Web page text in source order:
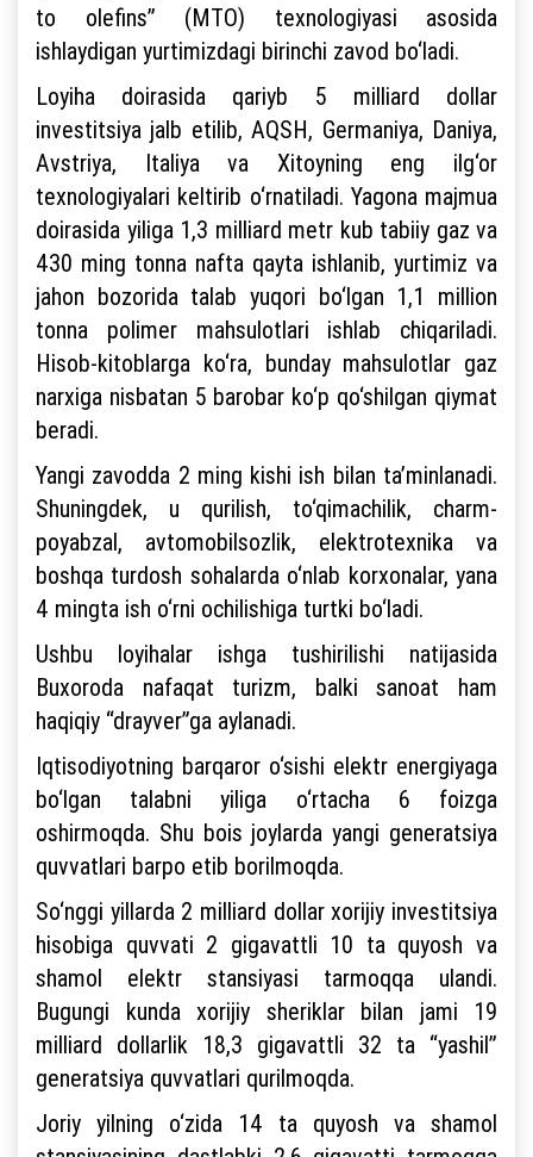
to olefins” (MTO) texnologiyasi asosida
ishlaydigan yurtimizdagi birinchi zavod bo‘ladi.
Loyiha doirasida qariyb 5 milliard dollar
investitsiya jalb etilib, AQSH, Germaniya, Daniya,
Avstriya, Italiya va Xitoyning eng ilg‘or
texnologiyalari keltirib o‘rnatiladi. Yagona majmua
doirasida yiliga 1,3 milliard metr kub tabiiy gaz va
430 ming tonna nafta qayta ishlanib, yurtimiz va
jahon bozorida talab yuqori bo‘lgan 1,1 million
tonna polimer mahsulotlari ishlab chiqariladi.
Hisob-kitoblarga ko‘ra, bunday mahsulotlar gaz
narxiga nisbatan 5 barobar ko‘p qo‘shilgan qiymat
beradi.
Yangi zavodda 2 ming kishi ish bilan ta’minlanadi.
Shuningdek, u qurilish, to‘qimachilik, charm-
poyabzal, avtomobilsozlik, elektrotexnika va
boshqa turdosh sohalarda o‘nlab korxonalar, yana
4 mingta ish o‘rni ochilishiga turtki bo‘ladi.
Ushbu loyihalar ishga tushirilishi natijasida
Buxoroda nafaqat turizm, balki sanoat ham
haqiqiy “drayver”ga aylanadi.
Iqtisodiyotning barqaror o‘sishi elektr energiyaga
bo‘lgan talabni yiliga o‘rtacha 6 foizga
oshirmoqda. Shu bois joylarda yangi generatsiya
quvvatlari barpo etib borilmoqda.
So‘nggi yillarda 2 milliard dollar xorijiy investitsiya
hisobiga quvvati 2 gigavattli 10 ta quyosh va
shamol elektr stansiyasi tarmoqqa ulandi.
Bugungi kunda xorijiy sheriklar bilan jami 19
milliard dollarlik 18,3 gigavattli 32 ta “yashil”
generatsiya quvvatlari qurilmoqda.
Joriy yilning o‘zida 14 ta quyosh va shamol